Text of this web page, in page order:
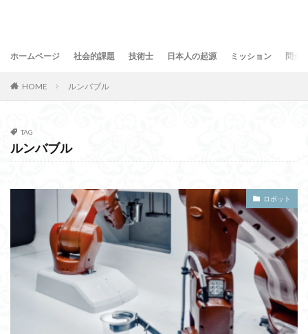
ホームページ 社会的課題 技術士 日本人の起源 ミッション 問合
HOME ルンバブル
TAG
ルンバブル
ロボット